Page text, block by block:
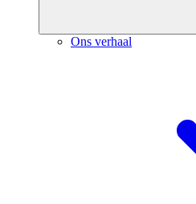
Ons verhaal